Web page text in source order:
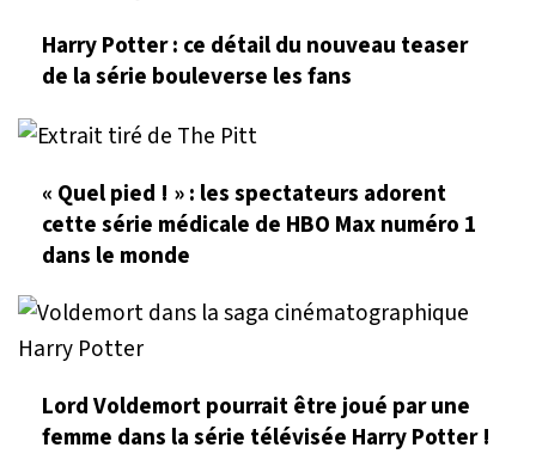
Harry Potter : ce détail du nouveau teaser
de la série bouleverse les fans
« Quel pied ! » : les spectateurs adorent
cette série médicale de HBO Max numéro 1
dans le monde
Lord Voldemort pourrait être joué par une
femme dans la série télévisée Harry Potter !